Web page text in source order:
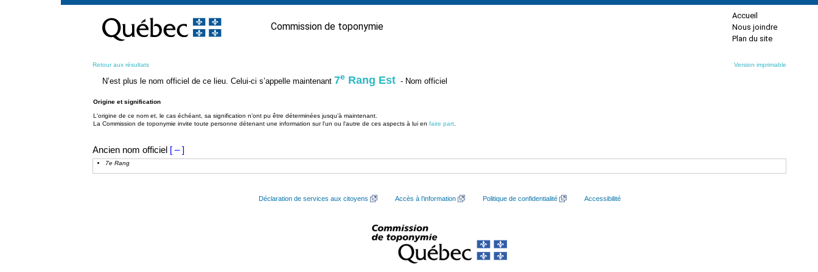
contenu
Commission de toponymie
Accueil
Nous joindre
Plan du site
Retour aux résultats Version imprimable
N’est plus le nom officiel de ce lieu. Celui-ci s’appelle maintenant 7e Rang Est - Nom officiel
Origine et signification
L'origine de ce nom et, le cas échéant, sa signification n’ont pu être déterminées jusqu’à maintenant.
La Commission de toponymie invite toute personne détenant une information sur l'un ou l'autre de ces aspects à lui en faire part
Ancien nom officiel [ – ]
7e Rang
Déclaration de services aux citoyens Accès à l’information Politique de confidentialité Accessibilité